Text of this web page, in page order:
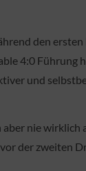
den
4:0 Führung
und
nie wirklich
der zweiten